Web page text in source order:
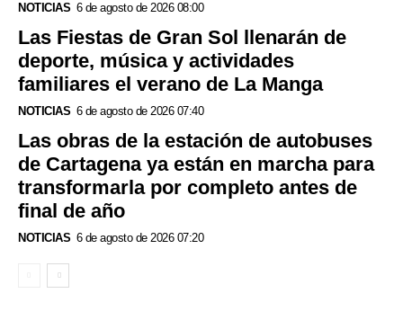
NOTICIAS 6 de agosto de 2026 08:00
Las Fiestas de Gran Sol llenarán de
deporte, música y actividades
familiares el verano de La Manga
NOTICIAS 6 de agosto de 2026 07:40
Las obras de la estación de autobuses
de Cartagena ya están en marcha para
transformarla por completo antes de
final de año
NOTICIAS 6 de agosto de 2026 07:20